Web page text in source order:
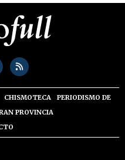
CHISMOTECA
PERIODISMO DE
PROVINCIA